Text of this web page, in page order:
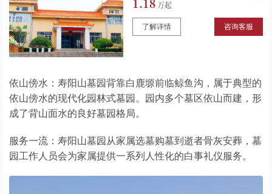
了解详情 咨询客服
依山傍水：寿阳山墓园背靠白鹿塬前临鲸鱼沟，属于典型的
依山傍水的现代化园林式墓园。园内多个墓区依山而建，形
成了背山面水的良好墓园格局。
服务一流：寿阳山墓园从家属选墓购墓到逝者骨灰安葬，墓
园工作人员会为家属提供一系列人性化的白事礼仪服务。